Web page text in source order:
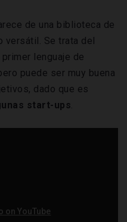
de una biblioteca de
versátil. Se trata del
lenguaje de
puede ser muy buena
dado que es
start-ups